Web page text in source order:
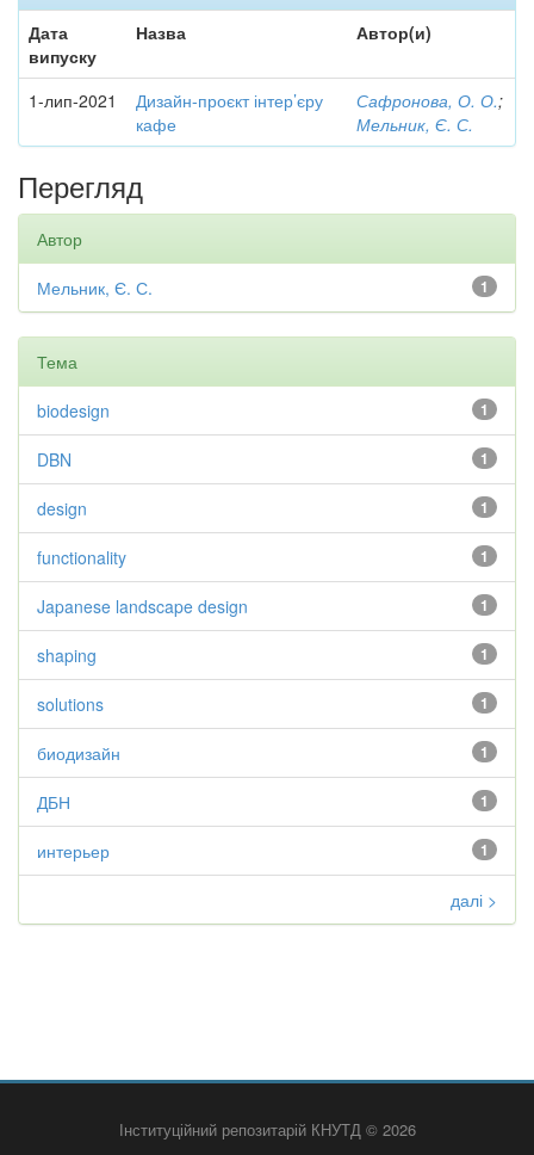
Дата
випуску
Назва Автор(и)
1-лип-2021
Дизайн-проєкт інтер’єру
кафе
Сафронова, О. О.;
Мельник, Є. С.
Перегляд
Автор
1
Мельник, Є. С.
Тема
1
biodesign
1
DBN
1
design
1
functionality
1
Japanese landscape design
1
shaping
1
solutions
1
биодизайн
1
ДБН
1
интерьер
далі >
Інституційний репозитарій КНУТД © 2026